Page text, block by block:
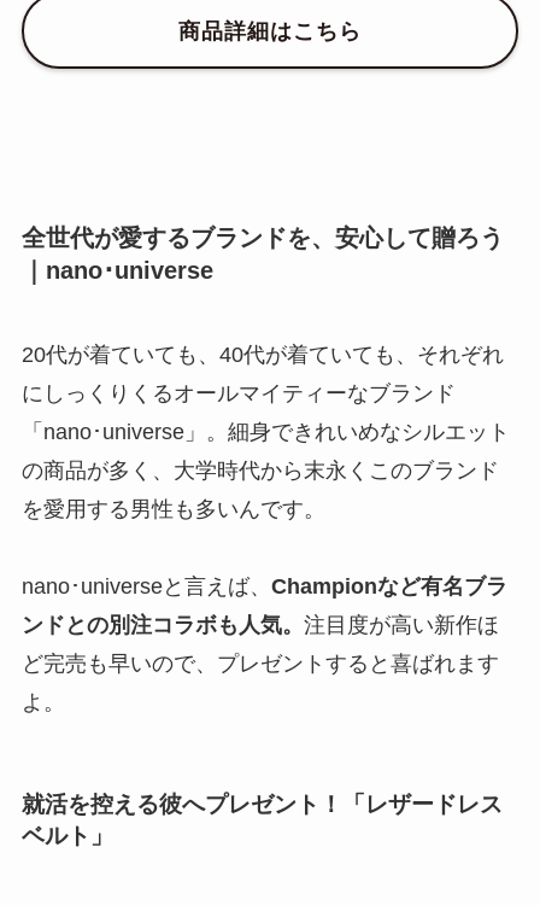
商品詳細はこちら
全世代が愛するブランドを、安心して贈ろう
｜nano･universe
20代が着ていても、40代が着ていても、それぞれ
にしっくりくるオールマイティーなブランド
「nano･universe」。細身できれいめなシルエット
の商品が多く、大学時代から末永くこのブランド
を愛用する男性も多いんです。
nano･universeと言えば、 Championなど有名ブラ
ンドとの別注コラボも人気。 注目度が高い新作ほ
ど完売も早いので、プレゼントすると喜ばれます
よ。
就活を控える彼へプレゼント！「レザードレス
ベルト」